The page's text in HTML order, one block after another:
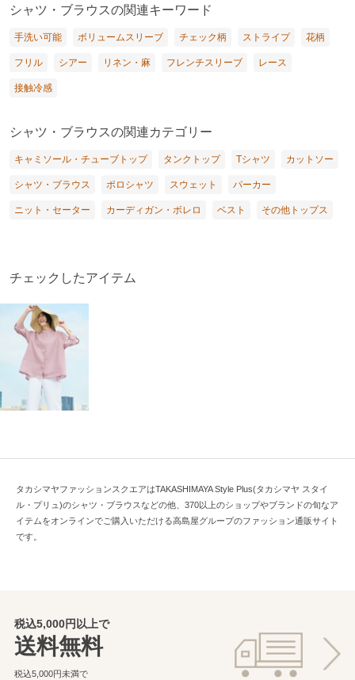
シャツ・ブラウスの関連キーワード
手洗い可能 ボリュームスリーブ チェック柄 ストライプ 花柄
フリル シアー リネン・麻 フレンチスリーブ レース
接触冷感
シャツ・ブラウスの関連カテゴリー
キャミソール・チューブトップ タンクトップ Tシャツ カットソー
シャツ・ブラウス ポロシャツ スウェット パーカー
ニット・セーター カーディガン・ボレロ ベスト その他トップス
チェックしたアイテム
タカシマヤファッションスクエアはTAKASHIMAYA Style Plus(タカシマヤ スタイ
ル・プリュ)のシャツ・ブラウスなどの他、370以上のショップやブランドの旬なア
イテムをオンラインでご購入いただける高島屋グループのファッション通販サイト
です。
税込5,000円以上で
送料無料
税込5,000円未満で